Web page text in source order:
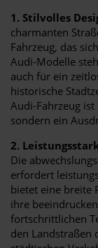
1. Stilvolles
charmanten
Fahrzeug, das
Audi-Modelle
auch für ein
historische
Audi-Fahrzeug
sondern ein
2.
Die
erfordert
bietet eine breite
ihre
fortschrittlichen
den Landstraßen